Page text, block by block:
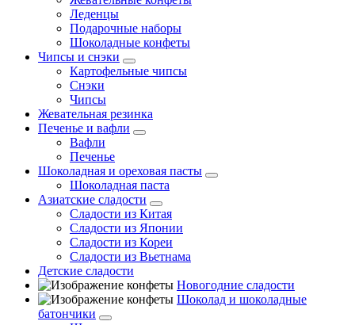
Леденцы
Подарочные наборы
Шоколадные конфеты
Чипсы и снэки
Картофельные чипсы
Снэки
Чипсы
Жевательная резинка
Печенье и вафли
Вафли
Печенье
Шоколадная и ореховая пасты
Шоколадная паста
Азиатские сладости
Сладости из Китая
Сладости из Японии
Сладости из Кореи
Сладости из Вьетнама
Детские сладости
Новогодние сладости
Шоколад и шоколадные
батончики